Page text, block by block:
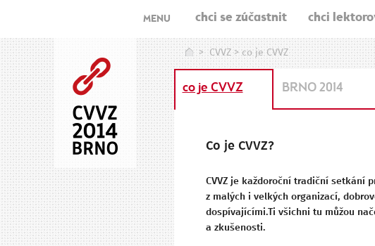
chci se zúčastnit chci
MENU
> CVVZ > co je CVVZ
co je CVVZ BRNO 2014
Co je CVVZ?
CVVZ je každoroční tradiční setkání
z malých i velkých organizací,
dospívajícími.Ti všichni tu můžou
a zkušenosti.